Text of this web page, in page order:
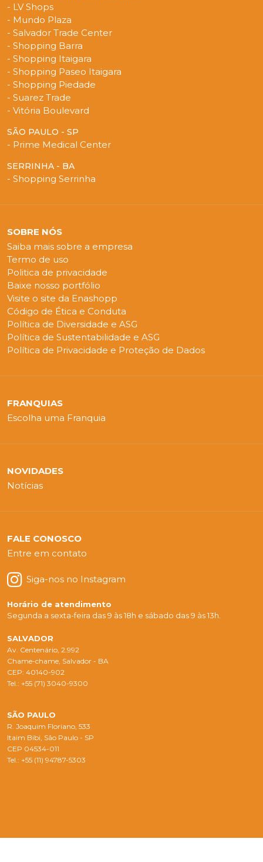
- LV Shops
- Mundo Plaza
- Salvador Trade Center
- Shopping Barra
- Shopping Itaigara
- Shopping Paseo Itaigara
- Shopping Piedade
- Suarez Trade
- Vitória Boulevard
SÃO PAULO - SP
- Prime Medical Center
SERRINHA - BA
- Shopping Serrinha
SOBRE NÓS
Saiba mais sobre a empresa
Termo de uso
Politica de privacidade
Baixe nosso portfólio
Visite o site da Enashopp
Código de Ética e Conduta
Política de Diversidade e ASG
Política de Sustentabilidade e ASG
Política de Privacidade e Proteção de Dados
FRANQUIAS
Escolha uma Franquia
NOVIDADES
Notícias
FALE CONOSCO
Entre em contato
Siga-nos no Instagram
Horário de atendimento
Segunda a sexta-feira das 9 às 18h e sábado das 9 às 13h.
SALVADOR
Av. Centenário, 2.992
Chame-chame, Salvador - BA
CEP: 40140-902
Tel.: +55 (71) 3040-9300
SÃO PAULO
R. Joaquim Floriano, 533
Itaim Bibi, São Paulo - SP
CEP 04534-011
Tel.: +55 (11) 94787-5303